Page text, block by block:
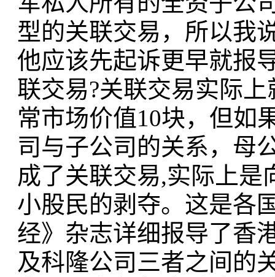
型的关联交易，所以我
他应该先起诉更早就报
联交易?关联交易实际
常市场价值10块，但如
司与子公司的关系，母
成了关联交易,实际上是
小股民的剥夺。这是各
经》杂志详细报导了香
及科隆公司三者之间的